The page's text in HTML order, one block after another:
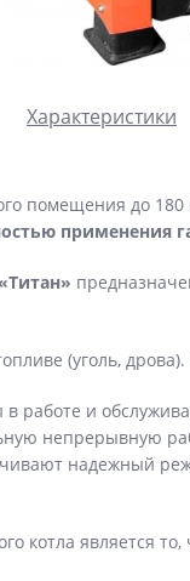
Характеристики
помещения до 180
применения
(уголь,
в работе и
непрерывную
надежный
котла является